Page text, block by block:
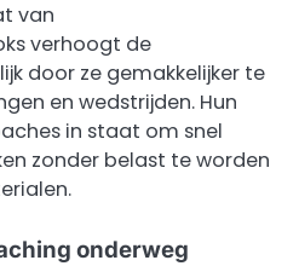
van
verhoogt de
door ze gemakkelijker te
en wedstrijden. Hun
in staat om snel
zonder belast te worden
onderweg